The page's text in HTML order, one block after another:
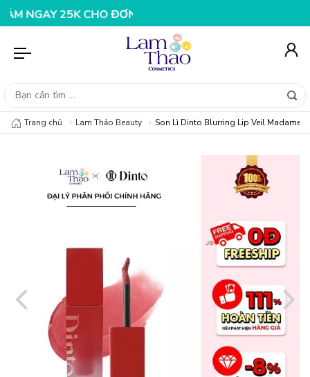
25K CHO ĐƠN HÀNG 99K
Trang chủ Lam Thảo Beauty Son Lì Dinto Blurring Lip Veil Madame